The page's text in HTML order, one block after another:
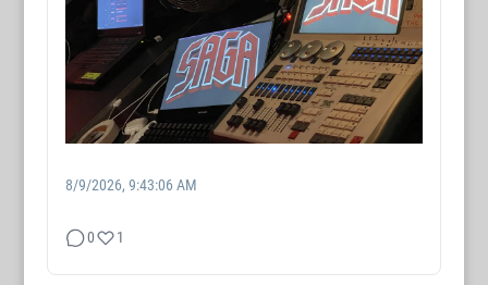
8/9/2026, 9:43:06 AM
0 1